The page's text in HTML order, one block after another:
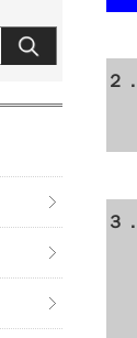
２．
３．